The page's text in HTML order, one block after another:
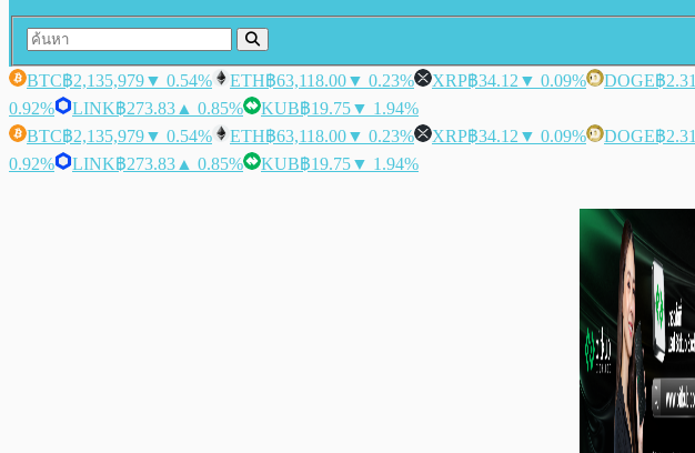
BTC฿2,135,979▼ 0.54% ETH฿63,118.00▼ 0.23% XRP฿34.12 ▼ 0.09% DOGE฿2.31
0.92%
LINK฿273.83 ▲ 0.85% KUB฿19.75▼ 1.94%
BTC฿2,135,979▼ 0.54% ETH฿63,118.00▼ 0.23% XRP฿34.12 ▼ 0.09% DOGE฿2.31
0.92%
LINK฿273.83 ▲ 0.85% KUB฿19.75▼ 1.94%